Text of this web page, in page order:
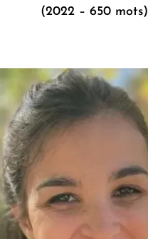
(2022 – 650 mots)